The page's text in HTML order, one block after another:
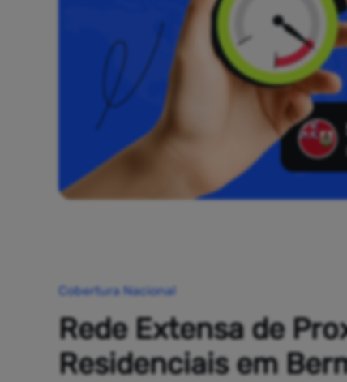
Cobertura Nacional
Rede Extensa de
Residenciais em